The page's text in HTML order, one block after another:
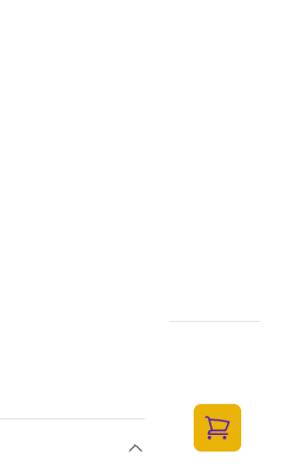
4G-Outdoor